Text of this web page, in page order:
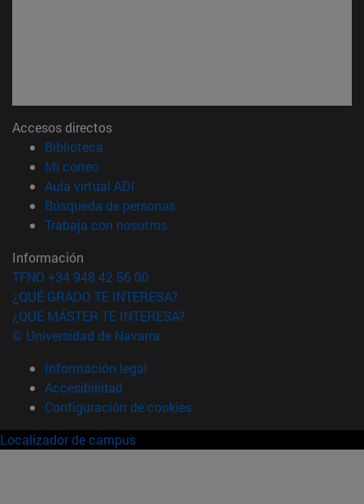
Accesos directos
Biblioteca
Mi correo(abre en nueva ventana)
Aula virtual ADI
Búsqueda de personas(abre en nueva ventana)
Trabaja con nosotros(abre en nueva ventana)
Información
TFNO +34 948 42 56 00
¿QUÉ GRADO TE INTERESA?
¿QUÉ MÁSTER TE INTERESA?
© Universidad de Navarra
Información legal
Accesibilidad
Configuración de cookies
Localizador de campus